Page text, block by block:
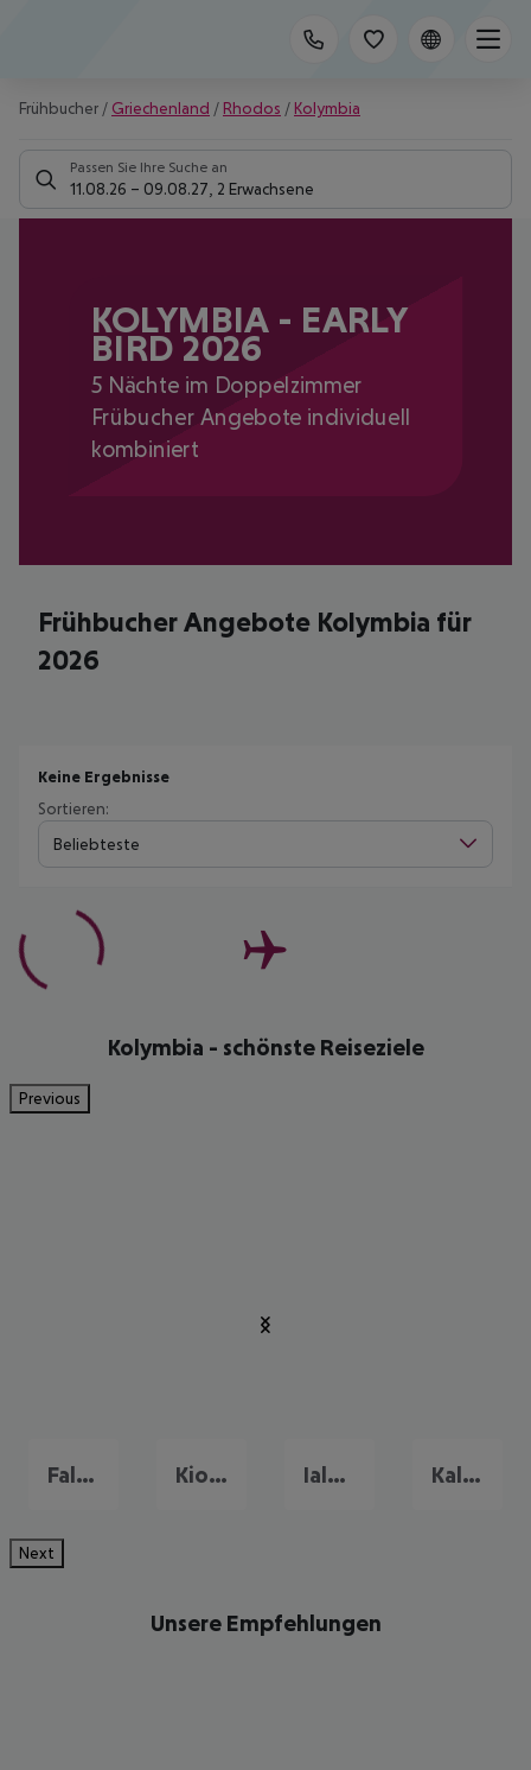
Frühbucher / Griechenland / Rhodos / Kolymbia
Passen Sie Ihre Suche an
11.08.26 – 09.08.27 2 Erwachsene
KOLYMBIA - EARLY
BIRD 2026
5 Nächte im Doppelzimmer
Frübucher Angebote individuell
kombiniert
Frühbucher Angebote Kolymbia für
2026
Keine Ergebnisse
Sortieren:
Beliebteste
Kolymbia - schönste Reiseziele
Previous
Faliraki Kiotari Ialysos Kalithea
Next
Unsere Empfehlungen